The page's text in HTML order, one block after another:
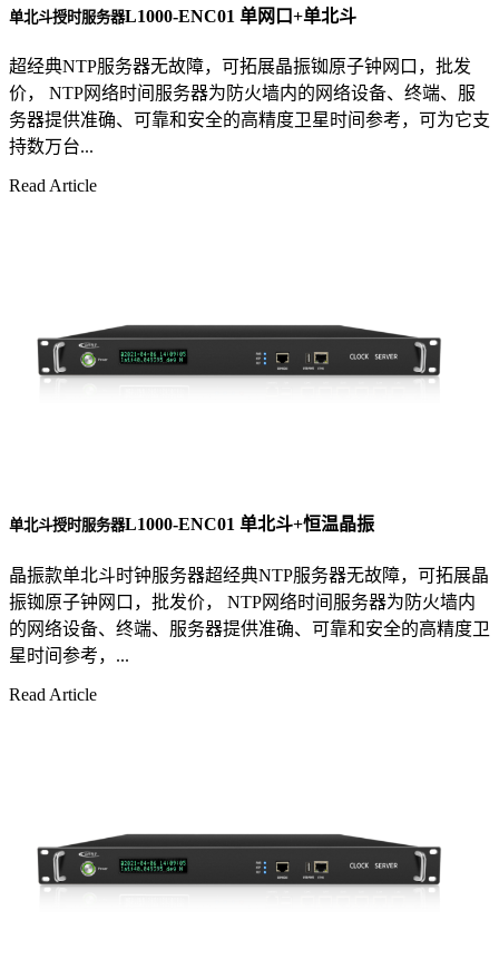
单北斗授时服务器L1000-ENC01 单网口+单北斗
超经典NTP服务器无故障，可拓展晶振铷原子钟网口，批发
价， NTP网络时间服务器为防火墙内的网络设备、终端、服
务器提供准确、可靠和安全的高精度卫星时间参考，可为它支
持数万台...
Read Article
单北斗授时服务器L1000-ENC01 单北斗+恒温晶振
晶振款单北斗时钟服务器超经典NTP服务器无故障，可拓展晶
振铷原子钟网口，批发价， NTP网络时间服务器为防火墙内
的网络设备、终端、服务器提供准确、可靠和安全的高精度卫
星时间参考，...
Read Article